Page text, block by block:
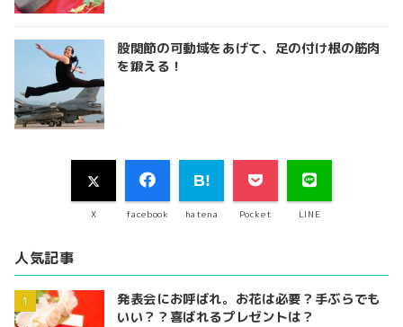
股関節の可動域をあげて、足の付け根の筋肉
を鍛える！
X facebook hatena Pocket LINE
人気記事
発表会にお呼ばれ。お花は必要？手ぶらでも
いい？？喜ばれるプレゼントは？